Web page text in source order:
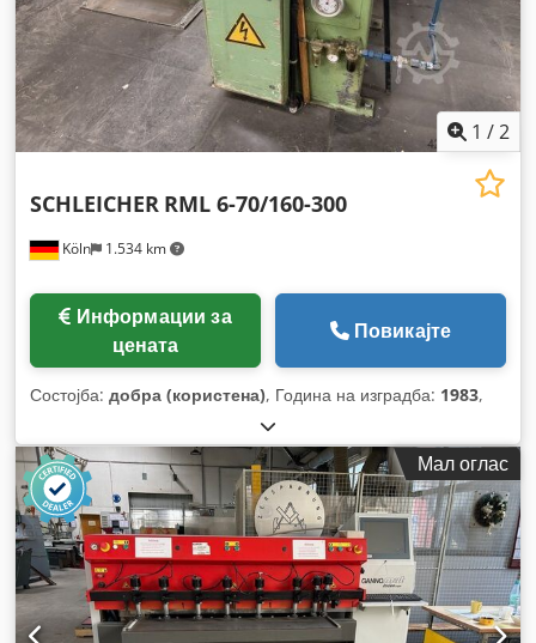
1 /2
Köln 1.534 km
SCHLEICHER RML 6-70/160-300
цената
Повикајте
Состојба: добра (користена), Година на изградба: 1983,
Мал оглас